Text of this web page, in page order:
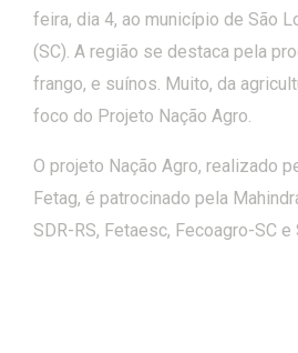
feira, dia 4, ao município de São
(SC). A região se destaca pela
frango, e suínos. Muito, da
foco do Projeto Nação Agro.
O projeto Nação Agro, realizado
Fetag, é patrocinado pela
SDR-RS, Fetaesc, Fecoagro-SC